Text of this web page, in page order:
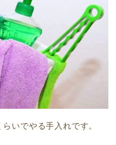
いでやる手入れです。